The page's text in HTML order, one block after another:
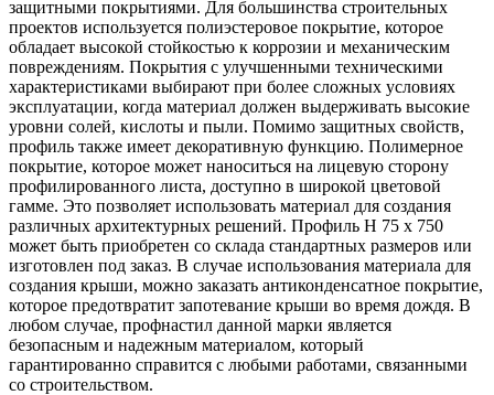
защитными покрытиями. Для большинства строительных
проектов используется полиэстеровое покрытие, которое
обладает высокой стойкостью к коррозии и механическим
повреждениям. Покрытия с улучшенными техническими
характеристиками выбирают при более сложных условиях
эксплуатации, когда материал должен выдерживать высокие
уровни солей, кислоты и пыли. Помимо защитных свойств,
профиль также имеет декоративную функцию. Полимерное
покрытие, которое может наноситься на лицевую сторону
профилированного листа, доступно в широкой цветовой
гамме. Это позволяет использовать материал для создания
различных архитектурных решений. Профиль H 75 x 750
может быть приобретен со склада стандартных размеров или
изготовлен под заказ. В случае использования материала для
создания крыши, можно заказать антиконденсатное покрытие,
которое предотвратит запотевание крыши во время дождя. В
любом случае, профнастил данной марки является
безопасным и надежным материалом, который
гарантированно справится с любыми работами, связанными
со строительством.